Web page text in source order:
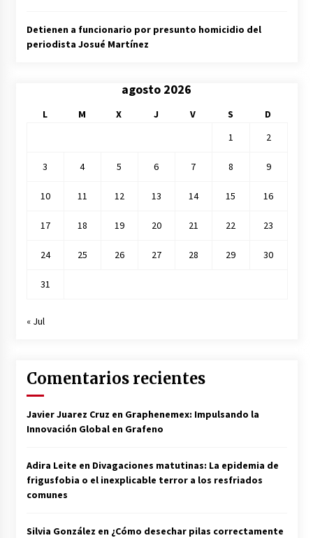
Detienen a funcionario por presunto homicidio del
periodista Josué Martínez
agosto 2026
L M X J V S
D
1
2
3 4 5 6 7 8 9
10 11 12 13 14 15 16
17 18 19 20 21 22 23
24 25 26 27 28 29 30
31
« Jul
Comentarios recientes
Javier Juarez Cruz en Graphenemex: Impulsando la
Innovación Global en Grafeno
Adira Leite en Divagaciones matutinas: La epidemia de
frigusfobia o el inexplicable terror a los resfriados
comunes
Silvia González en ¿Cómo desechar pilas correctamente